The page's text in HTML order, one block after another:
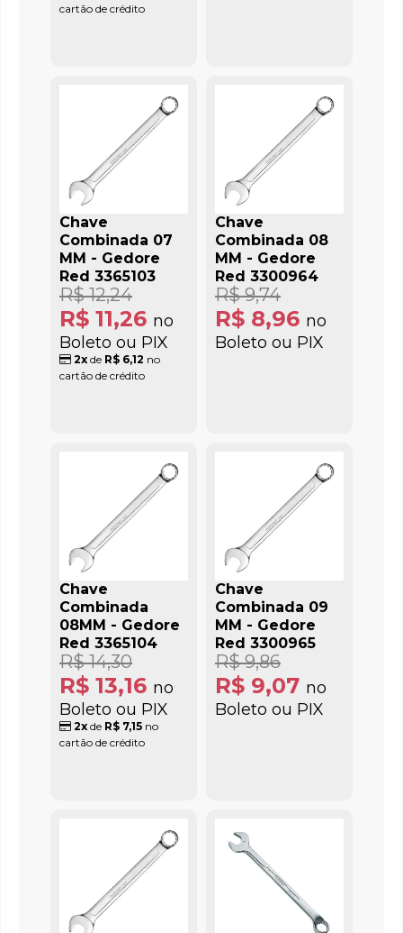
cartão de crédito
Chave
Combinada 07
MM - Gedore
Red 3365103
R$ 11,26 no
Boleto ou PIX
R$ 12,24
2x de R$ 6,12 no
cartão de crédito
Chave
Combinada 08
MM - Gedore
Red 3300964
R$ 8,96 no
Boleto ou PIX
R$ 9,74
Chave
Combinada
08MM - Gedore
Red 3365104
R$ 13,16 no
Boleto ou PIX
R$ 14,30
2x de R$ 7,15 no
cartão de crédito
Chave
Combinada 09
MM - Gedore
Red 3300965
R$ 9,07 no
Boleto ou PIX
R$ 9,86